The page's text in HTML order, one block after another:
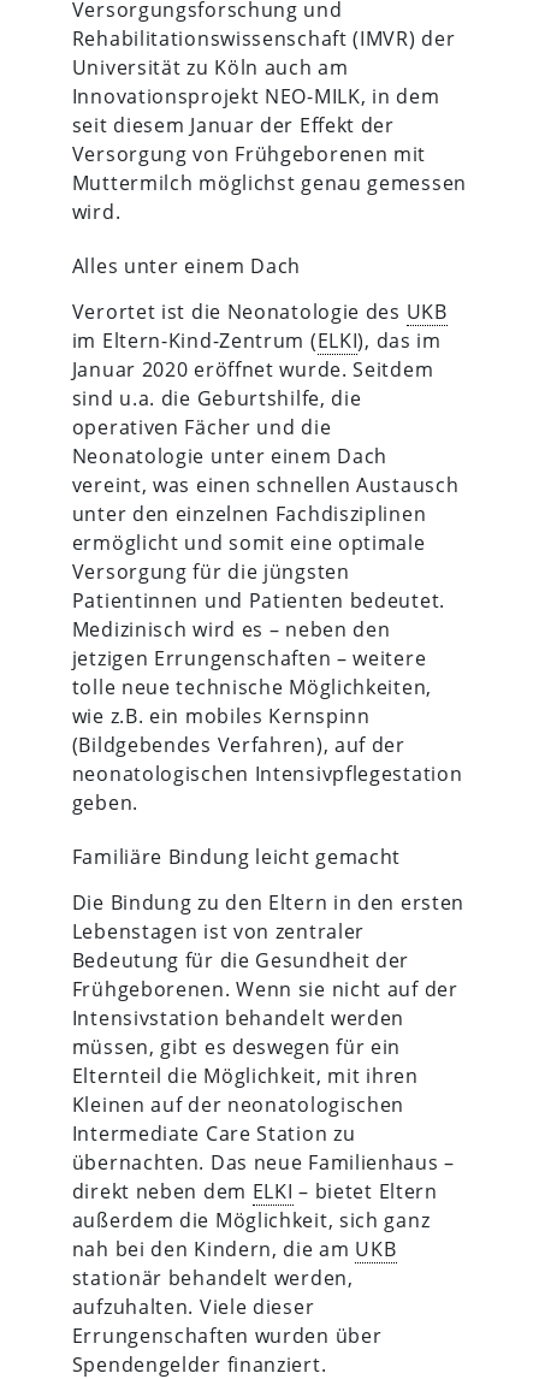
Versorgungsforschung und
Rehabilitationswissenschaft (IMVR) der
Universität zu Köln auch am
Innovationsprojekt NEO-MILK, in dem
seit diesem Januar der Effekt der
Versorgung von Frühgeborenen mit
Muttermilch möglichst genau gemessen
wird.
Alles unter einem Dach
Verortet ist die Neonatologie des UKB
im Eltern-Kind-Zentrum (ELKI), das im
Januar 2020 eröffnet wurde. Seitdem
sind u.a. die Geburtshilfe, die
operativen Fächer und die
Neonatologie unter einem Dach
vereint, was einen schnellen Austausch
unter den einzelnen Fachdisziplinen
ermöglicht und somit eine optimale
Versorgung für die jüngsten
Patientinnen und Patienten bedeutet.
Medizinisch wird es – neben den
jetzigen Errungenschaften – weitere
tolle neue technische Möglichkeiten,
wie z.B. ein mobiles Kernspinn
(Bildgebendes Verfahren), auf der
neonatologischen Intensivpflegestation
geben.
Familiäre Bindung leicht gemacht
Die Bindung zu den Eltern in den ersten
Lebenstagen ist von zentraler
Bedeutung für die Gesundheit der
Frühgeborenen. Wenn sie nicht auf der
Intensivstation behandelt werden
müssen, gibt es deswegen für ein
Elternteil die Möglichkeit, mit ihren
Kleinen auf der neonatologischen
Intermediate Care Station zu
übernachten. Das neue Familienhaus –
direkt neben dem ELKI – bietet Eltern
außerdem die Möglichkeit, sich ganz
nah bei den Kindern, die am UKB
stationär behandelt werden,
aufzuhalten. Viele dieser
Errungenschaften wurden über
Spendengelder finanziert.